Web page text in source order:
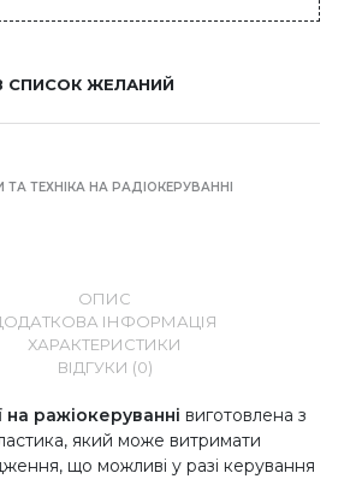
СПИСОК ЖЕЛАНИЙ
ТЕХНІКА НА РАДІОКЕРУВАННІ
ОПИС
ІНФОРМАЦІЯ
ХАРАКТЕРИСТИКИ
ВІДГУКИ (0)
на ражіокеруванні виготовлена з
який може витримати
що можливі у разі керування